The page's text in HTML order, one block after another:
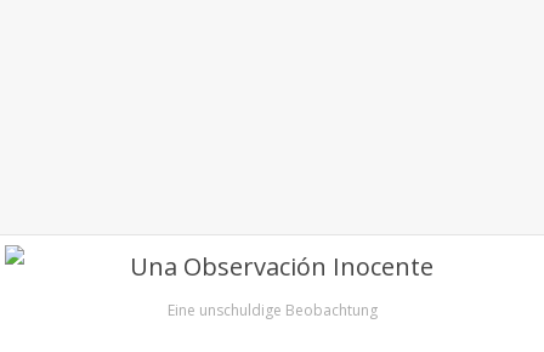
Eine unschuldige Beobachtung